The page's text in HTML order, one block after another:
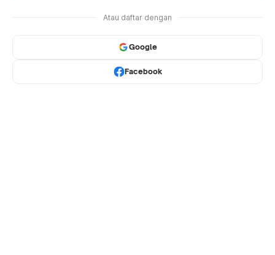
Atau daftar dengan
Google
Facebook